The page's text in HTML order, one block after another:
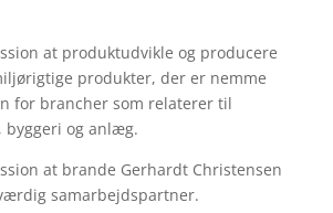
at produktudvikle og producere
produkter, der er nemme
for brancher som relaterer til
byggeri og anlæg.
at brande Gerhardt Christensen
samarbejdspartner.